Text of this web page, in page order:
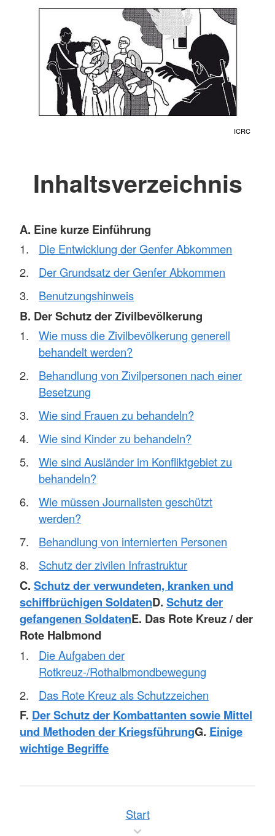
ICRC
Inhaltsverzeichnis
A. Eine kurze Einführung
Die Entwicklung der Genfer Abkommen
Der Grundsatz der Genfer Abkommen
Benutzungshinweis
B. Der Schutz der Zivilbevölkerung
Wie muss die Zivilbevölkerung generell
behandelt werden?
Behandlung von Zivilpersonen nach einer
Besetzung
Wie sind Frauen zu behandeln?
Wie sind Kinder zu behandeln?
Wie sind Ausländer im Konfliktgebiet zu
behandeln?
Wie müssen Journalisten geschützt
werden?
Behandlung von internierten Personen
Schutz der zivilen Infrastruktur
C. Schutz der verwundeten, kranken und
schiffbrüchigen SoldatenD. Schutz der
gefangenen SoldatenE. Das Rote Kreuz / der
Rote Halbmond
Die Aufgaben der
Rotkreuz-/Rothalbmondbewegung
Das Rote Kreuz als Schutzzeichen
F. Der Schutz der Kombattanten sowie Mittel
und Methoden der KriegsführungG. Einige
wichtige Begriffe
Start